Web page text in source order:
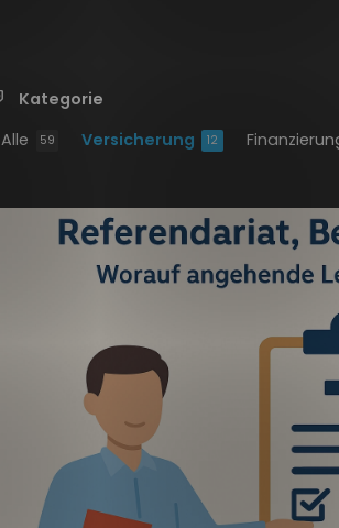
Kategorie
Alle
59 Versicherung 12